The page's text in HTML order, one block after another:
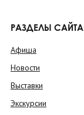
РАЗДЕЛЫ САЙТА
Афиша
Новости
Выставки
Экскурсии